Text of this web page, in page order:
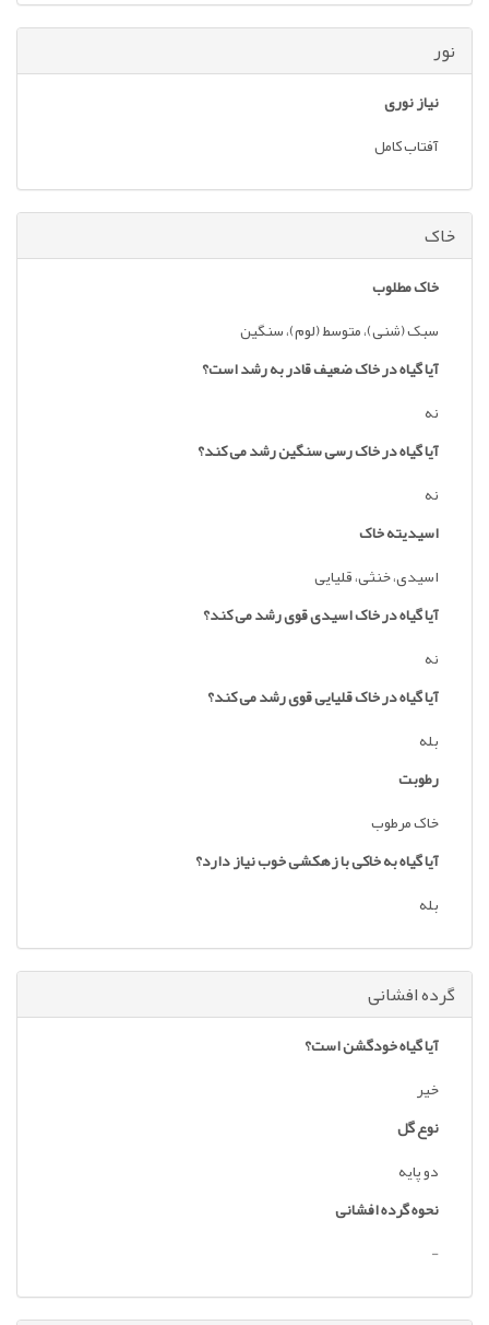
نور
نیاز نوری
آفتاب کامل
خاک
خاک مطلوب
سبک (شنی)، متوسط (لوم)، سنگین
آیا گیاه در خاک ضعیف قادر به رشد است؟
نه
آیا گیاه در خاک رسی سنگین رشد می کند؟
نه
اسیدیته خاک
اسیدی، خنثی، قلیایی
آیا گیاه در خاک اسیدی قوی رشد می کند؟
نه
آیا گیاه در خاک قلیایی قوی رشد می کند؟
بله
رطوبت
خاک مرطوب
آیا گیاه به خاکی با زهکشی خوب نیاز دارد؟
بله
گرده افشانی
آیا گیاه خودگشن است؟
خیر
نوع گل
دو پایه
نحوه گرده افشانی
-